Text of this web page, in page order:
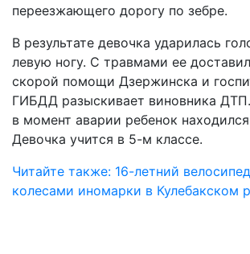
переезжающего дорогу по зебре.
В результате девочка ударилась
левую ногу. С травмами ее
скорой помощи Дзержинска и
ГИБДД разыскивает виновника
в момент аварии ребенок
Девочка учится в 5-м классе.
Читайте также: 16-летний
колесами иномарки в Кулебакском